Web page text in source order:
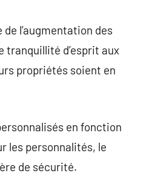
l’augmentation des
tranquillité d’esprit aux
propriétés soient en
en fonction
les personnalités, le
de sécurité.